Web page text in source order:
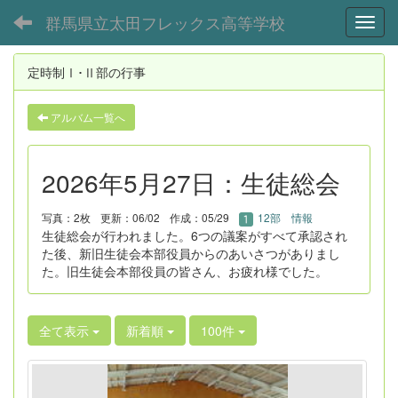
群馬県立太田フレックス高等学校
定時制Ⅰ･Ⅱ部の行事
アルバム一覧へ
2026年5月27日：生徒総会
写真：2枚 更新：06/02 作成：05/29 12部 情報
生徒総会が行われました。6つの議案がすべて承認され
た後、新旧生徒会本部役員からのあいさつがありまし
た。旧生徒会本部役員の皆さん、お疲れ様でした。
全て表示 新着順 100件